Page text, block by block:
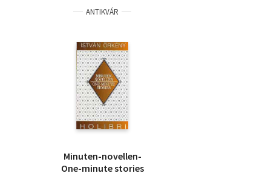
ANTIKVÁR
Minuten-novellen-
One-minute stories